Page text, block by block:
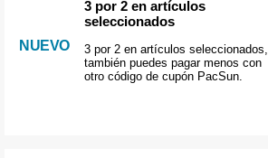
NUEVO
3 por 2 en artículos
seleccionados
3 por 2 en artículos seleccionados,
también puedes pagar menos con
otro código de cupón PacSun.